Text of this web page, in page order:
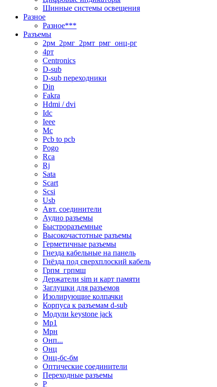
Шинные системы освещения
Разное
Разное***
Разъемы
2рм_2рмг_2рмт_рмг_онц-рг
4рт
Centronics
D-sub
D-sub переходники
Din
Fakra
Hdmi / dvi
Idc
Ieee
Mc
Pcb to pcb
Pogo
Rca
Rj
Sata
Scart
Scsi
Usb
Авт. соединители
Аудио разъемы
Быстроразъемные
Высокочастотные разъемы
Герметичные разъемы
Гнезда кабельные на панель
Гнёзда под сверхплоский кабель
Грпм_грпмш
Держатели sim и карт памяти
Заглушки для разъемов
Изолирующие колпачки
Корпуса к разъемам d-sub
Модули keystone jack
Мр1
Мрн
Онп...
Онц
Онц-бс-бм
Оптические соединители
Переходные разъемы
Р